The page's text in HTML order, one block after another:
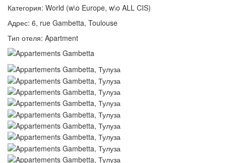
Категория: World (w\o Europe, w\o ALL CIS)
Адрес: 6, rue Gambetta, Toulouse
Тип отеля: Apartment